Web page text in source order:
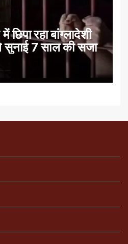
रहा बांग्लादेशी
सुनाई 7 साल की सजा